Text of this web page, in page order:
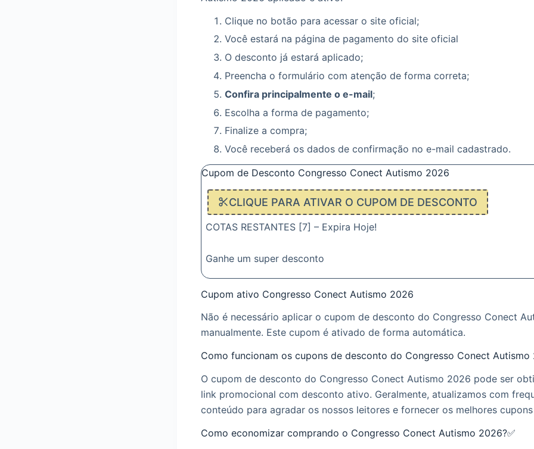
Clique no botão para acessar o site oficial;
Você estará na página de pagamento do site oficial
O desconto já estará aplicado;
Preencha o formulário com atenção de forma correta;
Confira principalmente o e-mail;
Escolha a forma de pagamento;
Finalize a compra;
Você receberá os dados de confirmação no e-mail cadastrado.
Cupom de Desconto Congresso Conect Autismo 2026
CLIQUE PARA ATIVAR O CUPOM DE DESCONTO
COTAS RESTANTES [7] – Expira Hoje!
Ganhe um super desconto
Cupom ativo Congresso Conect Autismo 2026
Não é necessário aplicar o cupom de desconto do Congresso Conect
manualmente. Este cupom é ativado de forma automática.
Como funcionam os cupons de desconto do Congresso Conect Autismo
O cupom de desconto do Congresso Conect Autismo 2026 pode ser
link promocional com desconto ativo. Geralmente, atualizamos com
conteúdo para agradar os nossos leitores e fornecer os melhores
Como economizar comprando o Congresso Conect Autismo 2026?✅